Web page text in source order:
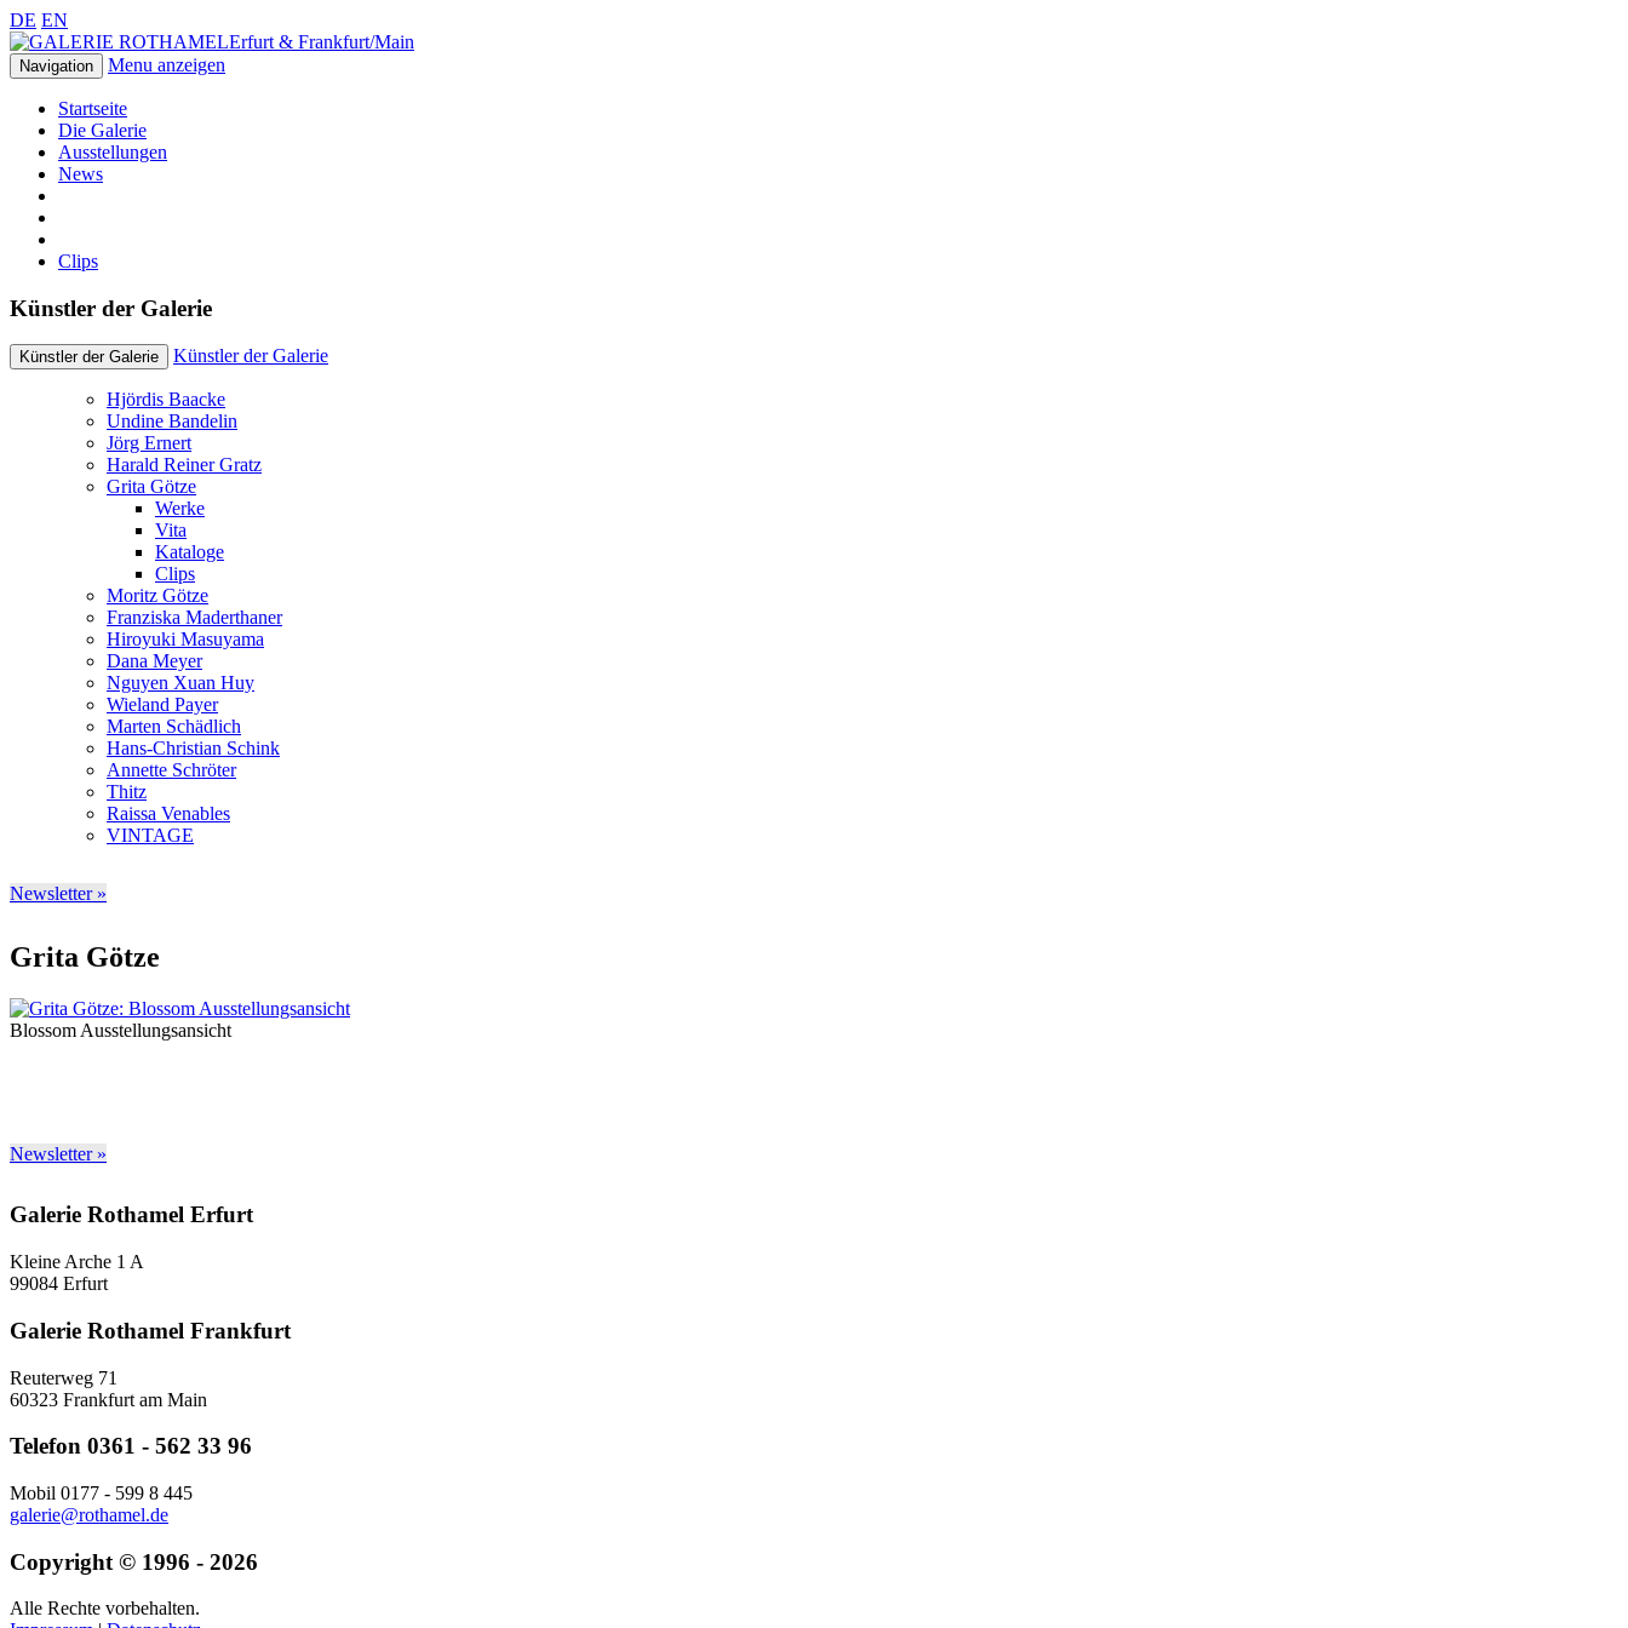
DE EN
Erfurt & Frankfurt/Main
Navigation Menu anzeigen
Startseite
Die Galerie
Ausstellungen
News
Clips
Künstler der Galerie
Künstler der Galerie Künstler der Galerie
Hjördis Baacke
Undine Bandelin
Jörg Ernert
Harald Reiner Gratz
Grita Götze
Werke
Vita
Kataloge
Clips
Moritz Götze
Franziska Maderthaner
Hiroyuki Masuyama
Dana Meyer
Nguyen Xuan Huy
Wieland Payer
Marten Schädlich
Hans-Christian Schink
Annette Schröter
Thitz
Raissa Venables
VINTAGE
Newsletter »
Grita Götze
Blossom Ausstellungsansicht
Newsletter »
Galerie Rothamel Erfurt
Kleine Arche 1 A
99084 Erfurt
Galerie Rothamel Frankfurt
Reuterweg 71
60323 Frankfurt am Main
Telefon 0361 - 562 33 96
Mobil 0177 - 599 8 445
galerie@rothamel.de
Copyright © 1996 - 2026
Alle Rechte vorbehalten.